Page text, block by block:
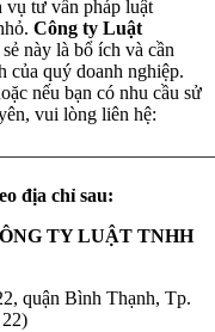
vụ tư vấn pháp luật
Công ty Luật
này là bổ ích và cần
của quý doanh nghiệp.
nếu bạn có nhu cầu sử
vui lòng liên hệ:
địa chỉ sau:
TY LUẬT TNHH
quận Bình Thạnh, Tp.